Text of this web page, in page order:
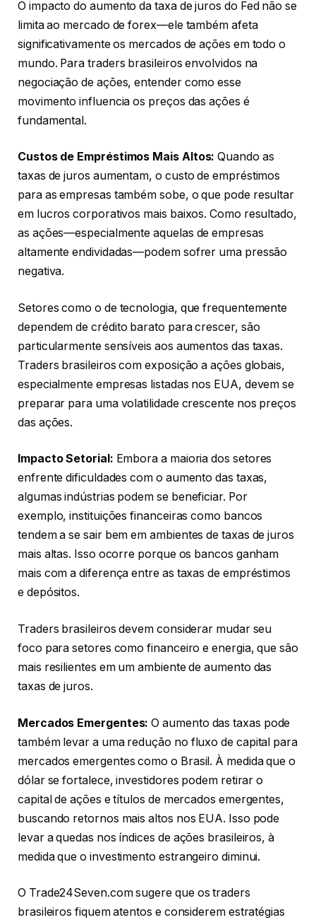
O impacto do aumento da taxa de juros do Fed não se
limita ao mercado de forex—ele também afeta
significativamente os mercados de ações em todo o
mundo. Para traders brasileiros envolvidos na
negociação de ações, entender como esse
movimento influencia os preços das ações é
fundamental.
Custos de Empréstimos Mais Altos: Quando as
taxas de juros aumentam, o custo de empréstimos
para as empresas também sobe, o que pode resultar
em lucros corporativos mais baixos. Como resultado,
as ações—especialmente aquelas de empresas
altamente endividadas—podem sofrer uma pressão
negativa.
Setores como o de tecnologia, que frequentemente
dependem de crédito barato para crescer, são
particularmente sensíveis aos aumentos das taxas.
Traders brasileiros com exposição a ações globais,
especialmente empresas listadas nos EUA, devem se
preparar para uma volatilidade crescente nos preços
das ações.
Impacto Setorial: Embora a maioria dos setores
enfrente dificuldades com o aumento das taxas,
algumas indústrias podem se beneficiar. Por
exemplo, instituições financeiras como bancos
tendem a se sair bem em ambientes de taxas de juros
mais altas. Isso ocorre porque os bancos ganham
mais com a diferença entre as taxas de empréstimos
e depósitos.
Traders brasileiros devem considerar mudar seu
foco para setores como financeiro e energia, que são
mais resilientes em um ambiente de aumento das
taxas de juros.
Mercados Emergentes: O aumento das taxas pode
também levar a uma redução no fluxo de capital para
mercados emergentes como o Brasil. À medida que o
dólar se fortalece, investidores podem retirar o
capital de ações e títulos de mercados emergentes,
buscando retornos mais altos nos EUA. Isso pode
levar a quedas nos índices de ações brasileiros, à
medida que o investimento estrangeiro diminui.
O Trade24Seven.com sugere que os traders
brasileiros fiquem atentos e considerem estratégias